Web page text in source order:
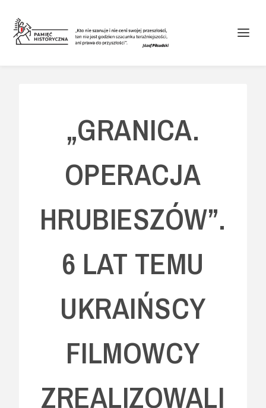
„GRANICA.
OPERACJA
HRUBIESZÓW”.
6 LAT TEMU
UKRAIŃSCY
FILMOWCY
ZREALIZOWALI